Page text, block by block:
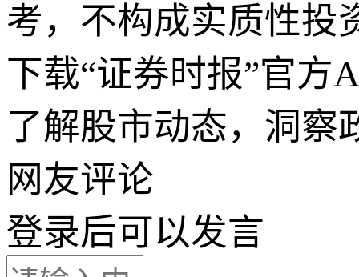
考，不构成实质性投
下载“证券时报”官方
了解股市动态，洞察
网友评论
登录后可以发言